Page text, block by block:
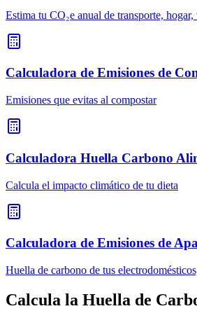
Estima tu CO₂e anual de transporte,
Calculadora de Emisiones de
Emisiones que evitas al compostar
Calculadora Huella Carbono
Calcula el impacto climático de tu dieta
Calculadora de Emisiones de
Huella de carbono de tus
Calcula la Huella de